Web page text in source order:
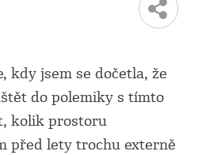
kdy jsem se dočetla, že
do polemiky s tímto
kolik prostoru
před lety trochu externě